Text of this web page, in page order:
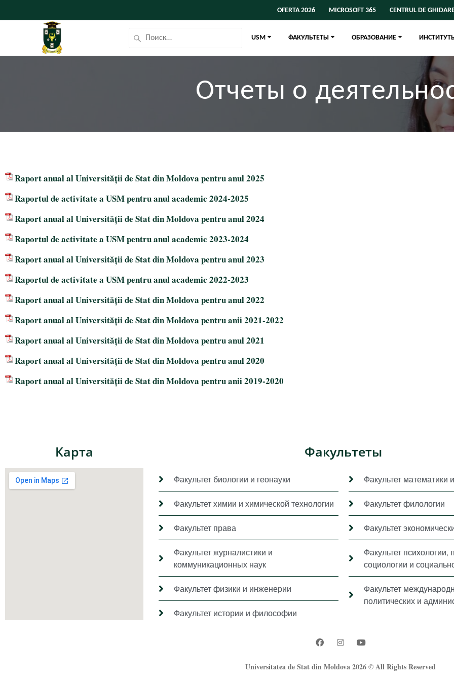
OFERTA 2026 MICROSOFT 365 CENTRUL DE
USM ФАКУЛЬТЕТЫ ОБРАЗОВАНИЕ
Отчеты о
Raport anual al Universității de Stat din Moldova pentru anul 2025
Raportul de activitate a USM pentru anul academic 2024-2025
Raport anual al Universității de Stat din Moldova pentru anul 2024
Raportul de activitate a USM pentru anul academic 2023-2024
Raport anual al Universității de Stat din Moldova pentru anul 2023
Raportul de activitate a USM pentru anul academic 2022-2023
Raport anual al Universității de Stat din Moldova pentru anul 2022
Raport anual al Universității de Stat din Moldova pentru anii 2021-2022
Raport anual al Universității de Stat din Moldova pentru anul 2021
Raport anual al Universității de Stat din Moldova pentru anul 2020
Raport anual al Universității de Stat din Moldova pentru anii 2019-2020
Карта Факультеты
Факультет биологии и геонауки
Факультет химии и химической технологии
Факультет права
Факультет журналистики и
коммуникационных наук
Факультет физики и инженерии
Факультет истории и философии
Факультет математики
Факультет филологии
Факультет
Факультет психологии,
социологии и
Факультет
политических и
Universitatea de Stat din Moldova 2026 © All Rights Reserved